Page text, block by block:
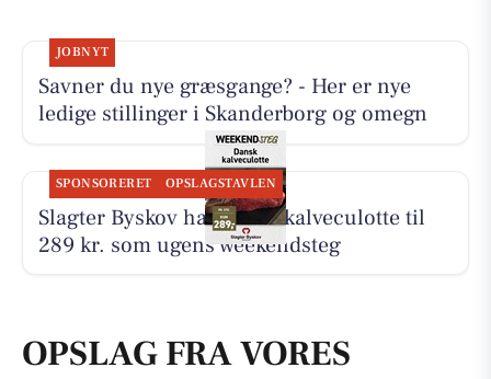
JOBNYT
Savner du nye græsgange? - Her er nye
ledige stillinger i Skanderborg og omegn
SPONSORERET OPSLAGSTAVLEN
Slagter Byskov har dansk kalveculotte til
289 kr. som ugens weekendsteg
OPSLAG FRA VORES